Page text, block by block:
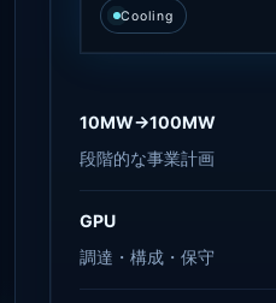
Cooling
10MW→100MW
段階的な事業計画
GPU
調達・構成・保守